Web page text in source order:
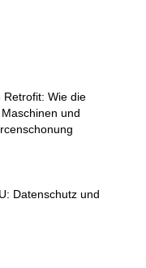
Retrofit: Wie die
und
Datenschutz und